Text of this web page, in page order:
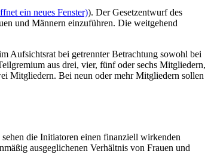
ein neues Fenster)). Der Gesetzentwurf des
und Männern einzuführen. Die weitgehend
Aufsichtsrat bei getrennter Betrachtung sowohl bei
aus drei, vier, fünf oder sechs Mitgliedern,
Mitgliedern. Bei neun oder mehr Mitgliedern sollen
die Initiatoren einen finanziell wirkenden
ausgeglichenen Verhältnis von Frauen und